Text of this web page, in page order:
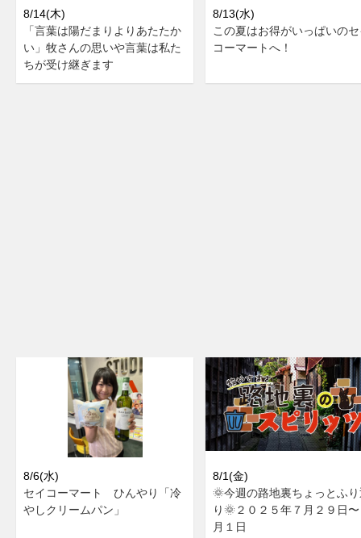
8/14(木)
「言葉は陽だまりよりあたたか
い」牧さんの思いや言葉は私た
ちが受け継ぎます
8/13(水)
この夏はお得がいっぱいの
コーマートへ！
8/6(水)
セイコーマート ひんやり「冷
やしクリームパン」
8/1(金)
🌞今週の路地裏ちょっとふ
り🌞２０２５年７月２９日
月１日